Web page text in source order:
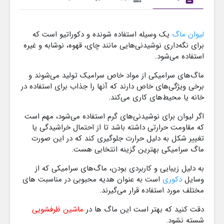
لیوان ماگ یک وسیله استفاده‌ شونده و دکوراتیو است که
برای نگه‌داری نوشیدنی‌هایی مانند چای، قهوه، نوشابه و غیره
استفاده می‌شود.
ماگ‌های سرامیکی از مواد خاص سرامیک تولید می‌شوند و
برخی ویژگی‌های خاص دارند که آنها را جذاب برای استفاده در
خانه یا محیط‌های کاری می‌کند.
اگر لیوان برای نوشیدنی‌های گرم استفاده می‌شود، مهم است
که مقاومت حرارتی داشته باشد تا از احتمال خراشیدگی یا
تغییر شکل به دلیل حرارت جلوگیری کند که در این صورت
ماگ سرامیکی بهترین گزینه انتخابی هست.
به دلیل زیبایی و کاربردی بودن، ماگ‌های سرامیکی که از
وسایل دکوری است به عنوان هدیه محبوبی در مناسبت های
مختلف مورد استفاده قرار می‌گیرند.
دقت کنید که بهتر است این ماگ ها در ماشین ظرفشویی
شسته نشود.